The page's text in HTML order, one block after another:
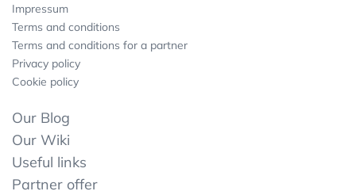
Impressum
Terms and conditions
Terms and conditions for a partner
Privacy policy
Cookie policy
Our Blog
Our Wiki
Useful links
Partner offer